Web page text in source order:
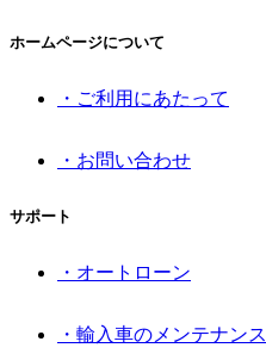
ホームページについて
・ご利用にあたって
・お問い合わせ
サポート
・オートローン
・輸入車のメンテナンス